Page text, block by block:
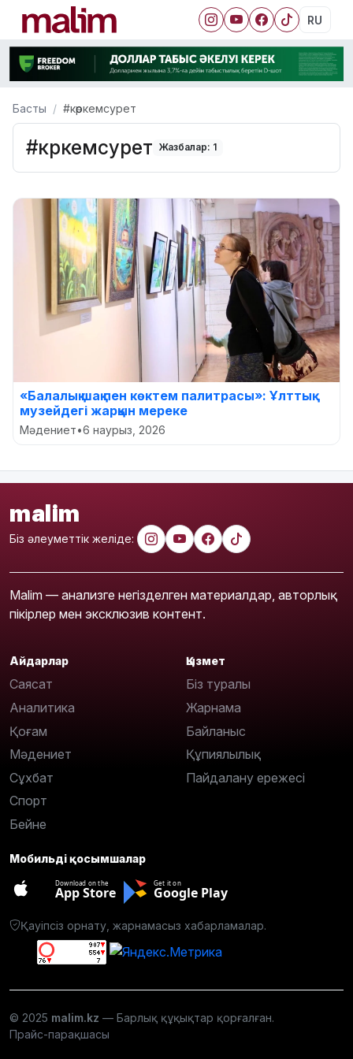
RU
Басты #көркемсурет
#көркемсурет Жазбалар: 1
«Балалық шақ пен көктем палитрасы»: Ұлттық
музейдегі жарқын мереке
Мәдениет•6 наурыз, 2026
malim
Біз әлеуметтік желіде:
Malim — анализге негізделген материалдар, авторлық
пікірлер мен эксклюзив контент.
Айдарлар
Саясат
Аналитика
Қоғам
Мәдениет
Сұхбат
Спорт
Бейне
Қызмет
Біз туралы
Жарнама
Байланыс
Құпиялылық
Пайдалану ережесі
Мобильді қосымшалар
Download on the
App Store
Get it on
Google Play
Қауіпсіз орнату, жарнамасыз хабарламалар.
© 2025 malim.kz — Барлық құқықтар қорғалған.
Прайс-парақшасы